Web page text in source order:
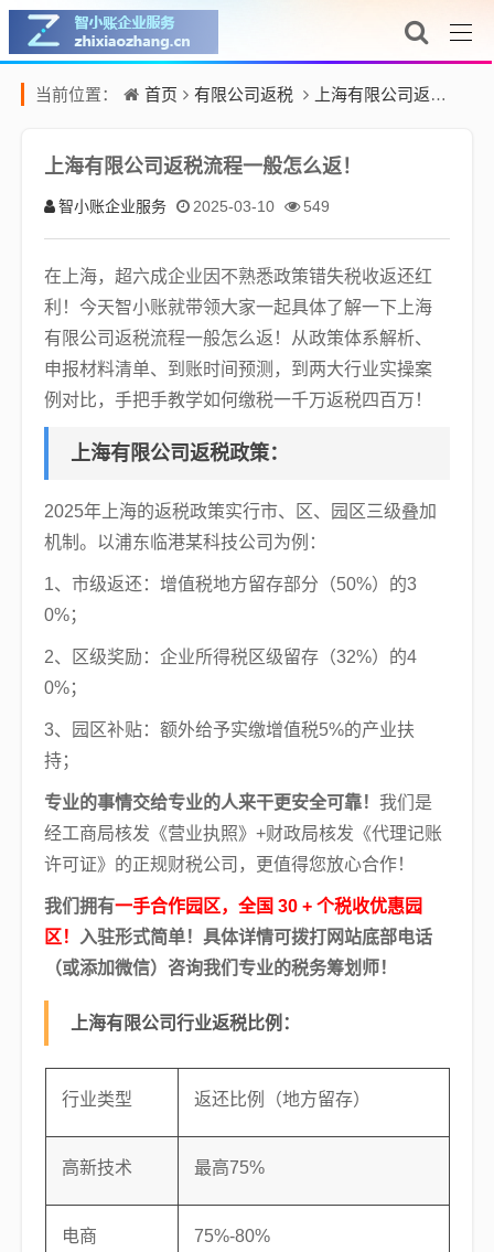
当前位置： 首页 有限公司返税 上海有限公司返税流程一般怎么返！
上海有限公司返税流程一般怎么返！
智小账企业服务 2025-03-10 549
在上海，超六成企业因不熟悉政策错失税收返还红
利！今天智小账就带领大家一起具体了解一下上海
有限公司返税流程一般怎么返！从政策体系解析、
申报材料清单、到账时间预测，到两大行业实操案
例对比，手把手教学如何缴税一千万返税四百万！
上海有限公司返税政策：
2025年上海的返税政策实行市、区、园区三级叠加
机制。以浦东临港某科技公司为例：
1、市级返还：增值税地方留存部分（50%）的3
0%；
2、区级奖励：企业所得税区级留存（32%）的4
0%；
3、园区补贴：额外给予实缴增值税5%的产业扶
持；
专业的事情交给专业的人来干更安全可靠！我们是
经工商局核发《营业执照》+财政局核发《代理记账
许可证》的正规财税公司，更值得您放心合作！
我们拥有一手合作园区，全国 30 + 个税收优惠园
区！
入驻形式简单！具体详情可拨打网站底部电话
（或添加微信）咨询我们专业的税务筹划师！
上海有限公司行业返税比例：
行业类型 返还比例（地方留存）
高新技术 最高75%
电商 75%-80%